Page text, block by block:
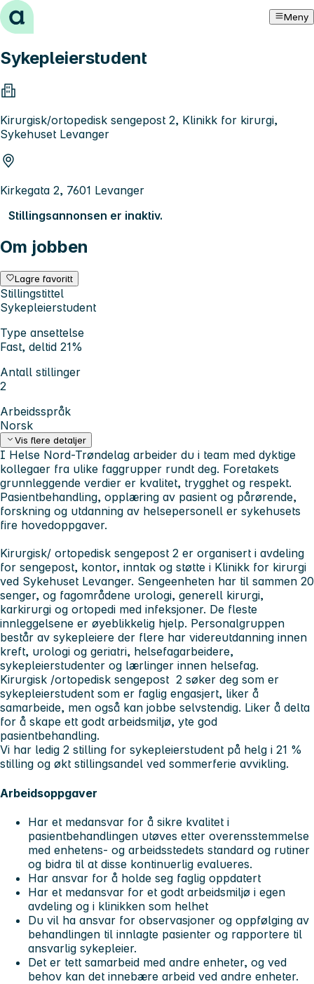
Hopp til innhold Meny
Sykepleierstudent
Kirurgisk/ortopedisk sengepost 2, Klinikk for kirurgi,
Sykehuset Levanger
Kirkegata 2, 7601 Levanger
Stillingsannonsen er inaktiv.
Om jobben
Lagre favoritt
Stillingstittel
Sykepleierstudent
Type ansettelse
Fast, deltid 21%
Antall stillinger
2
Arbeidsspråk
Norsk
Vis flere detaljer
I Helse Nord-Trøndelag arbeider du i team med dyktige
kollegaer fra ulike faggrupper rundt deg. Foretakets
grunnleggende verdier er kvalitet, trygghet og respekt.
Pasientbehandling, opplæring av pasient og pårørende,
forskning og utdanning av helsepersonell er sykehusets
fire hovedoppgaver.
Kirurgisk/ ortopedisk sengepost 2 er organisert i avdeling
for sengepost, kontor, inntak og støtte i Klinikk for kirurgi
ved Sykehuset Levanger. Sengeenheten har til sammen 20
senger, og fagområdene urologi, generell kirurgi,
karkirurgi og ortopedi med infeksjoner. De fleste
innleggelsene er øyeblikkelig hjelp. Personalgruppen
består av sykepleiere der flere har videreutdanning innen
kreft, urologi og geriatri, helsefagarbeidere,
sykepleierstudenter og lærlinger innen helsefag.
Kirurgisk /ortopedisk sengepost 2 søker deg som er
sykepleierstudent som er faglig engasjert, liker å
samarbeide, men også kan jobbe selvstendig. Liker å delta
for å skape ett godt arbeidsmiljø, yte god
pasientbehandling.
Vi har ledig 2 stilling for sykepleierstudent på helg i 21 %
stilling og økt stillingsandel ved sommerferie avvikling.
Arbeidsoppgaver
Har et medansvar for å sikre kvalitet i
pasientbehandlingen utøves etter overensstemmelse
med enhetens- og arbeidsstedets standard og rutiner
og bidra til at disse kontinuerlig evalueres.
Har ansvar for å holde seg faglig oppdatert
Har et medansvar for et godt arbeidsmiljø i egen
avdeling og i klinikken som helhet
Du vil ha ansvar for observasjoner og oppfølging av
behandlingen til innlagte pasienter og rapportere til
ansvarlig sykepleier.
Det er tett samarbeid med andre enheter, og ved
behov kan det innebære arbeid ved andre enheter.